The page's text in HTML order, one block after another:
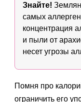
Знайте!
самых
концентрация
и пыли от
несет угрозы
Помня про
ограничить его